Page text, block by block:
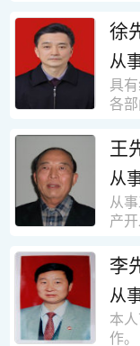
营
平
区
结
限
限
有
工
栋
场
框
程
建
建
辽
所
多
地
诉
对
擅
收
论
的
和
律
合
的
徐
从
具
各
等
富。
王
从
从
产
最
深
计
工
决
李
从
本
作